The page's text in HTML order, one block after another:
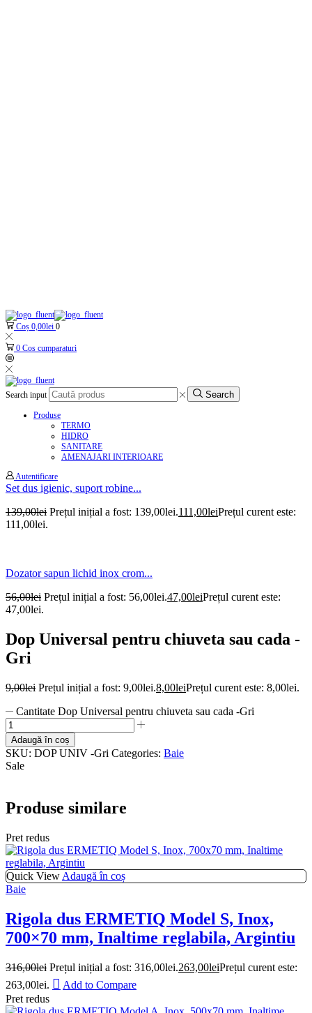
Coș 0,00lei 0
0 Cos cumparaturi
Search input Search
Produse
TERMO
HIDRO
SANITARE
AMENAJARI INTERIOARE
Autentificare
Set dus igienic, suport robine...
139,00lei Prețul inițial a fost: 139,00lei.111,00leiPrețul curent este:
111,00lei.
Dozator sapun lichid inox crom...
56,00lei Prețul inițial a fost: 56,00lei.47,00leiPrețul curent este:
47,00lei.
Dop Universal pentru chiuveta sau cada -
Gri
9,00lei Prețul inițial a fost: 9,00lei.8,00leiPrețul curent este: 8,00lei.
Cantitate Dop Universal pentru chiuveta sau cada -Gri
Adaugă în coș
SKU: DOP UNIV -Gri Categories: Baie
Sale
Produse similare
Pret redus
Quick View Adaugă în coș
Baie
Rigola dus ERMETIQ Model S, Inox,
700×70 mm, Inaltime reglabila, Argintiu
316,00lei Prețul inițial a fost: 316,00lei.263,00leiPrețul curent este:
263,00lei.
Add to Compare
Pret redus